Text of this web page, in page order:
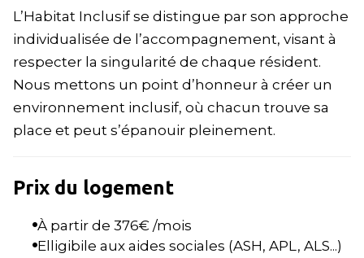
L’Habitat Inclusif se distingue par son approche
individualisée de l’accompagnement, visant à
respecter la singularité de chaque résident.
Nous mettons un point d’honneur à créer un
environnement inclusif, où chacun trouve sa
place et peut s’épanouir pleinement.
Prix du logement
À partir de 376€ /mois
Elligibile aux aides sociales (ASH, APL, ALS...)